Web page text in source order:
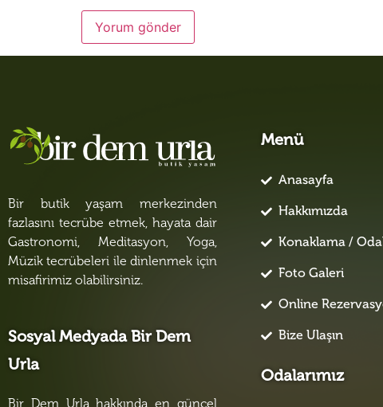
Bir butik yaşam merkezinden
fazlasını tecrübe etmek, hayata dair
Gastronomi, Meditasyon, Yoga,
Müzik tecrübeleri ile dinlenmek için
misafirimiz olabilirsiniz.
Sosyal Medyada Bir Dem
Urla
Menü
Anasayfa
Hakkımızda
Konaklama /
Foto Galeri
Online
Bize Ulaşın
Odalarımız